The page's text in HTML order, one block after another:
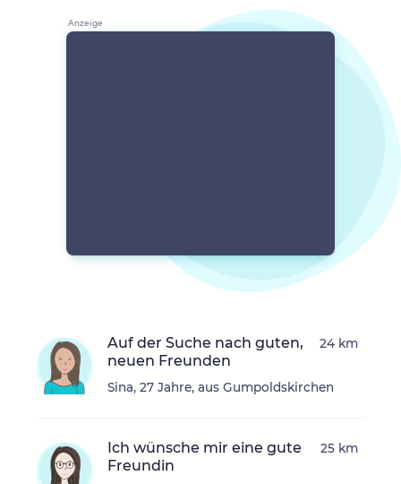
Auf der Suche nach guten,
neuen Freunden
Sina, 27 Jahre, aus Gumpoldskirchen
24 km
Ich wünsche mir eine gute
Freundin
25 km